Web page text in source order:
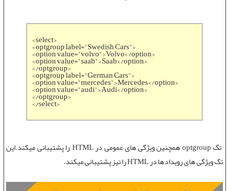
<select>
<optgroup label="Swedish Cars">
<option value="volvo">Volvo</option>
<option value="saab">Saab</option>
</optgroup>
<optgroup label="German Cars">
<option value="mercedes">Mercedes</option>
<option value="audi">Audi</option>
</optgroup>
</select>
تگ optgroup همچنینویژگی های عمومی در HTML
را پشتیبانی میکند.این
تگویژگی های رویدادها در HTML را نیز پشتیبانی میکند.